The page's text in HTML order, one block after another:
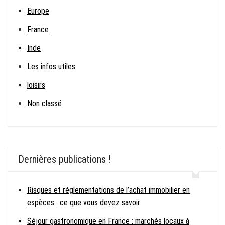
Europe
France
Inde
Les infos utiles
loisirs
Non classé
Dernières publications !
Risques et réglementations de l’achat immobilier en
espèces : ce que vous devez savoir
Séjour gastronomique en France : marchés locaux à